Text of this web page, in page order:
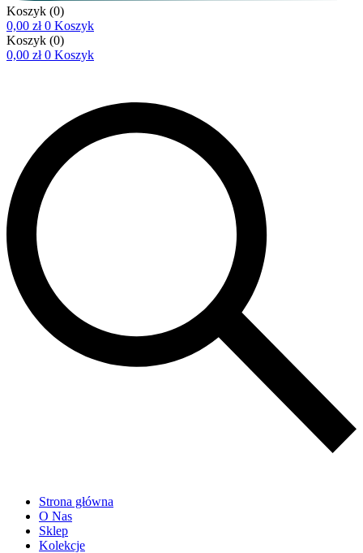
Koszyk (0)
0,00 zł 0 Koszyk
Koszyk (0)
0,00 zł 0 Koszyk
Strona główna
O Nas
Sklep
Kolekcje